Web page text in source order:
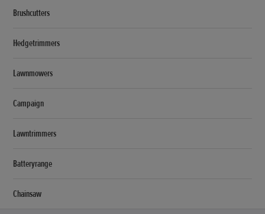
Brushcutters
Hedgetrimmers
Lawnmowers
Campaign
Lawntrimmers
Batteryrange
Chainsaw